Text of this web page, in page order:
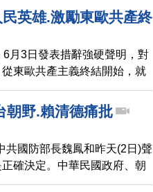
英雄.激勵東歐共產終
月3日發表措辭強硬聲明，對
東歐共產主義終結開始，就
和平示威，要求北京全面和
說，美國對中國未能因為融
，並抨擊中共「一黨制」政
朝野.賴清德痛批
共國防部長魏鳳和昨天(2日)聲
確決定。中華民國政府、朝
示，不讓六四重演，台灣要